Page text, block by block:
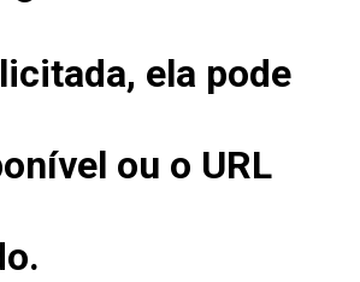
ela pode
ou o URL